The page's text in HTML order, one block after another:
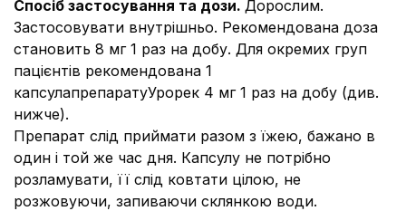
Спосіб застосування та дози. Дорослим.
Застосовувати внутрішньо. Рекомендована доза
становить 8 мг 1 раз на добу. Для окремих груп
пацієнтів рекомендована 1
капсулапрепаратуУрорек 4 мг 1 раз на добу (див.
нижче).
Препарат слід приймати разом з їжею, бажано в
один і той же час дня. Капсулу не потрібно
розламувати, її слід ковтати цілою, не
розжовуючи, запиваючи склянкою води.